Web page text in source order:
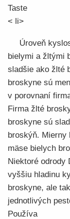
Taste
< li>
Úroveň
bielymi a žltými
sladšie ako žlté
broskyne sú
v porovnaní
Firma žlté
broskyne sú
broskýň.
mäse bielych
Niektoré odrody
vyššiu hladinu
broskyne, ale
jednotlivých
Používa